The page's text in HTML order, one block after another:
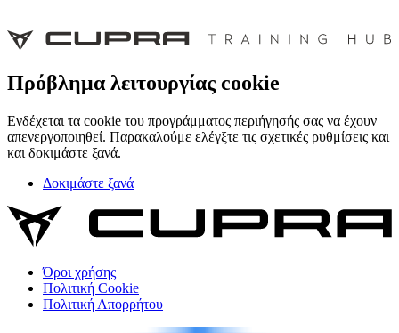
Πρόβλημα λειτουργίας cookie
Ενδέχεται τα cookie του προγράμματος περιήγησής σας να έχουν
απενεργοποιηθεί. Παρακαλούμε ελέγξτε τις σχετικές ρυθμίσεις και
και δοκιμάστε ξανά.
Δοκιμάστε ξανά
Όροι χρήσης
Πολιτική Cookie
Πολιτική Απορρήτου